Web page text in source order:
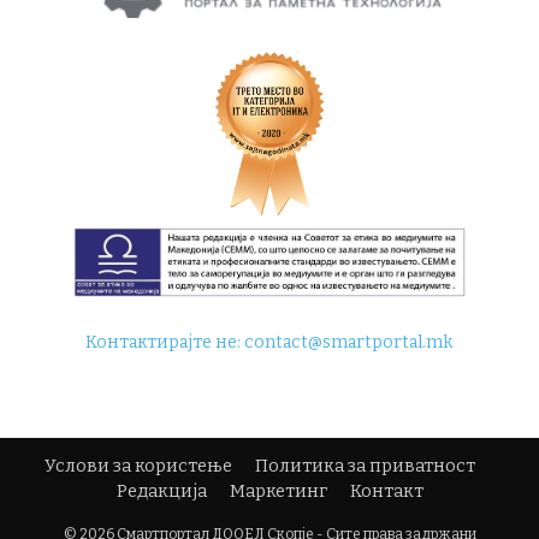
Контактирајте не:contact@smartportal.mk
Услови за користење
Политика за приватност
Редакција
Маркетинг Контакт
© 2026 Смартпортал ДООЕЛ Скопје - Сите права задржани